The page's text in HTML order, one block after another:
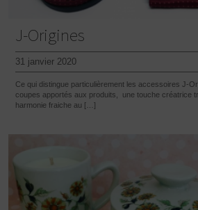
J-Origines
31 janvier 2020
Ce qui distingue particulièrement les accessoires J-
coupes apportés aux produits, une touche créatrice
harmonie fraiche au […]